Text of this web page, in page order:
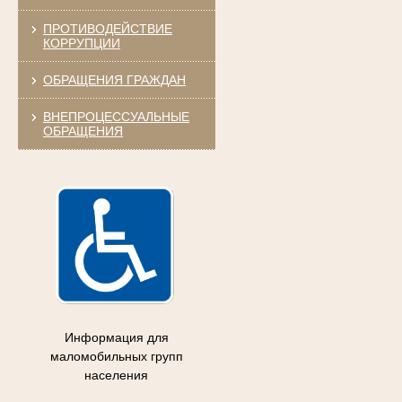
ПРОТИВОДЕЙСТВИЕ
КОРРУПЦИИ
ОБРАЩЕНИЯ ГРАЖДАН
ВНЕПРОЦЕССУАЛЬНЫЕ
ОБРАЩЕНИЯ
Информация для
маломобильных групп
населения